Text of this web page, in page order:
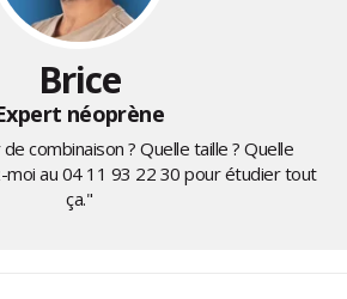
Brice
néoprène
combinaison ? Quelle taille ? Quelle
moi au 04 11 93 22 30 pour étudier tout
ça."